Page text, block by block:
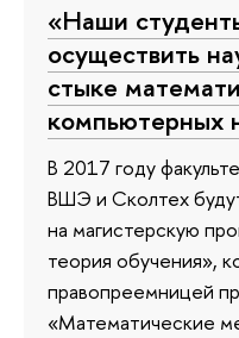
«Наши
осуществить
стыке
компьютерных
В 2017 году
ВШЭ и Сколтех
на магистерскую
теория обучения»,
правопреемницей
«Математические